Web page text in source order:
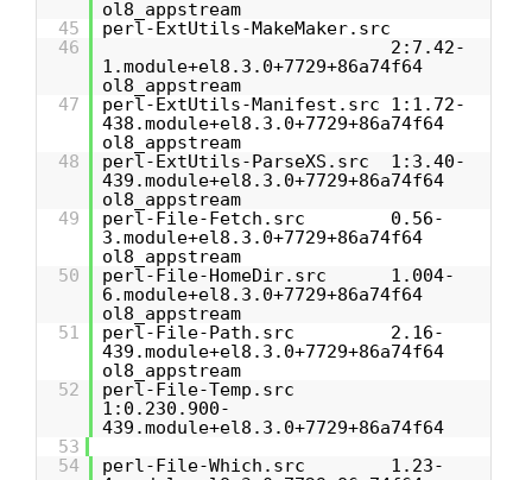
ol8_appstream
45
perl-ExtUtils-MakeMaker.src
46
2:7.42-
1.module+el8.3.0+7729+86a74f64
ol8_appstream
47
perl-ExtUtils-Manifest.src 1:1.72-
438.module+el8.3.0+7729+86a74f64
ol8_appstream
48
perl-ExtUtils-ParseXS.src 1:3.40-
439.module+el8.3.0+7729+86a74f64
ol8_appstream
49
perl-File-Fetch.src 0.56-
3.module+el8.3.0+7729+86a74f64
ol8_appstream
50
perl-File-HomeDir.src 1.004-
6.module+el8.3.0+7729+86a74f64
ol8_appstream
51
perl-File-Path.src 2.16-
439.module+el8.3.0+7729+86a74f64
ol8_appstream
52
perl-File-Temp.src
1:0.230.900-
439.module+el8.3.0+7729+86a74f64
53
54
perl-File-Which.src 1.23-